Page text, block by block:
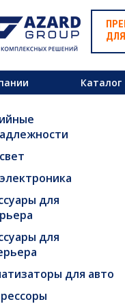
Каталог
для
для
для авто